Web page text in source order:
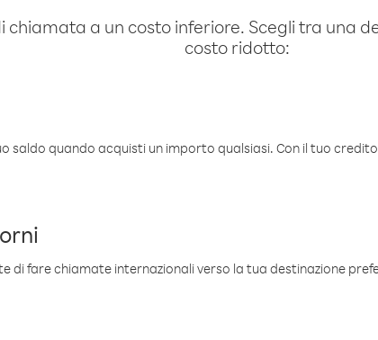
a un costo inferiore. Scegli tra una
costo ridotto:
saldo quando acquisti un importo qualsiasi. Con il tuo
di fare chiamate internazionali verso la tua destinazione